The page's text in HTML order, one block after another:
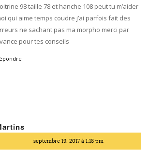
98 taille 78 et hanche 108 peut tu m’aider
qui aime temps coudre j’ai parfois fait des
ne sachant pas ma morpho merci par
pour tes conseils
septembre 19, 2017 à 1:18 pm